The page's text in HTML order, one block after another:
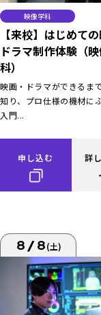
映像学科
【来校】はじめて
ドラマ制作体験（
科）
映画・ドラマができるま
知り、プロ仕様の機材に
入門...
申し込む 詳
8/8(土)